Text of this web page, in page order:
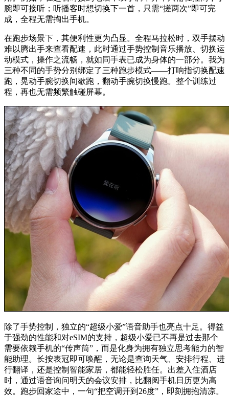
腕即可接听；听播客时想切换下一首，只需“搓两次”即可完
成，全程无需掏出手机。
在跑步场景下，其便利性更为凸显。全程马拉松时，双手摆动
难以腾出手来查看配速，此时通过手势控制音乐播放、切换运
动模式，操作之流畅，就如同手表已成为身体的一部分。我为
三种不同的手势分别绑定了三种跑步模式——打响指切换配速
跑，晃动手腕切换间歇跑，翻动手腕切换慢跑。整个训练过
程，再也无需频繁触碰屏幕。
除了手势控制，独立的“超级小爱”语音助手也亮点十足。得益
于强劲的性能和对eSIM的支持，超级小爱已不再是过去那个
需要依赖手机的“传声筒”，而是化身为拥有独立思考能力的智
能助理。长按表冠即可唤醒，无论是查询天气、安排行程、进
行翻译，还是控制智能家居，都能轻松胜任。出差入住酒店
时，通过语音询问明天的会议安排，比翻阅手机日历更为高
效。跑步回家途中，一句“把空调开到26度”，即刻拥抱清凉。